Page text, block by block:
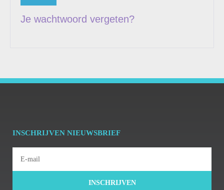
Je wachtwoord vergeten?
INSCHRIJVEN NIEUWSBRIEF
INSCHRIJVEN